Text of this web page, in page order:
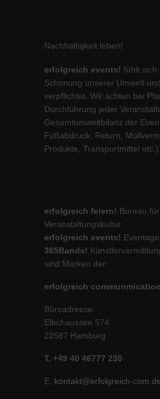
Nachhaltigkeit leben!
erfolgreich events! fühlt sich
Schonung unserer Umwelt
verpflichtet. Wir achten bei
Durchführung jeder
Gesamtumweltbilanz der
Fußabdruck, Return,
Produkte, Transportmittel etc.)
erfolgreich feiern! Bureau für
Veranstaltungskultur
erfolgreich events!
365Bands!
sind Marken der:
erfolgreich
Büroadresse:
Elbchaussee 574
22587 Hamburg
T. +49 40 46777 230
E. kontakt@erfolgreich-com.de